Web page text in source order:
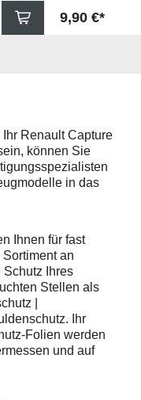
Die Pads sind
Schutzpads
sollten die
Griffmulden
Aussenrändern
Folie mit
beigelegter
diese danach
anstreichen -
Lackschutzfolie
heraus in alle
ausstreichen.
kontaktieren
telefonisch.
Regulärer
9,90 €*
Renault Capture
können Sie
in das
Ihnen für fast
an
Schutz Ihres
Stellen als
|
Ihr
Folien werden
und auf